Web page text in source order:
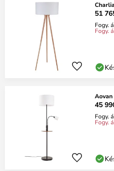
51
Fogy.
Fogy.
45
Fogy.
Fogy.